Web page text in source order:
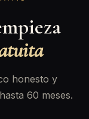
honesto y
60 meses.